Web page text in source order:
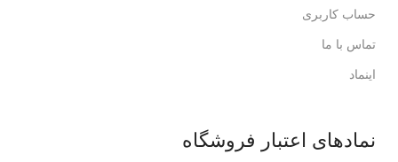
حساب کاربری
تماس با ما
اینماد
نمادهای اعتبار فروشگاه